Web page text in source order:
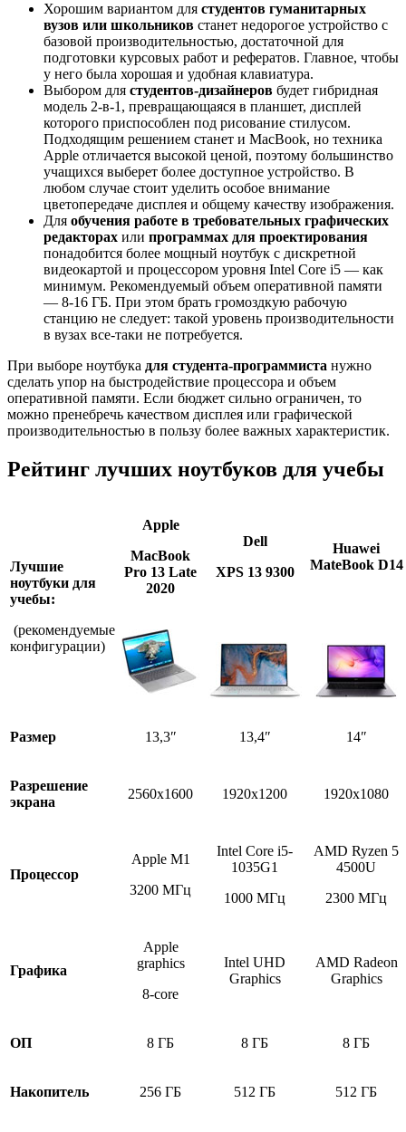
Хорошим вариантом для студентов гуманитарных
вузов или школьников станет недорогое устройство с
базовой производительностью, достаточной для
подготовки курсовых работ и рефератов. Главное, чтобы
у него была хорошая и удобная клавиатура.
Выбором для студентов-дизайнеров будет гибридная
модель 2-в-1, превращающаяся в планшет, дисплей
которого приспособлен под рисование стилусом.
Подходящим решением станет и MacBook, но техника
Apple отличается высокой ценой, поэтому большинство
учащихся выберет более доступное устройство. В
любом случае стоит уделить особое внимание
цветопередаче дисплея и общему качеству изображения.
Для обучения работе в требовательных графических
редакторах или программах для проектирования
понадобится более мощный ноутбук с дискретной
видеокартой и процессором уровня Intel Core i5 — как
минимум. Рекомендуемый объем оперативной памяти
— 8-16 ГБ. При этом брать громоздкую рабочую
станцию не следует: такой уровень производительности
в вузах все-таки не потребуется.
При выборе ноутбука для студента-программиста нужно
сделать упор на быстродействие процессора и объем
оперативной памяти. Если бюджет сильно ограничен, то
можно пренебречь качеством дисплея или графической
производительностью в пользу более важных характеристик.
Рейтинг лучших ноутбуков для учебы
Лучшие
ноутбуки для
учебы:
(рекомендуемые
конфигурации)
Apple
MacBook
Pro 13 Late
2020
Dell
XPS 13 9300
Huawei
MateBook D14
Размер 13,3″ 13,4″ 14″
Разрешение
экрана
2560х1600 1920x1200 1920x1080
Процессор
Apple M1
3200 МГц
Intel Core i5-
1035G1
1000 МГц
AMD Ryzen 5
4500U
2300 МГц
Графика
Apple
graphics
8-core
Intel UHD
Graphics
AMD Radeon
Graphics
ОП 8 ГБ 8 ГБ 8 ГБ
Накопитель 256 ГБ 512 ГБ 512 ГБ